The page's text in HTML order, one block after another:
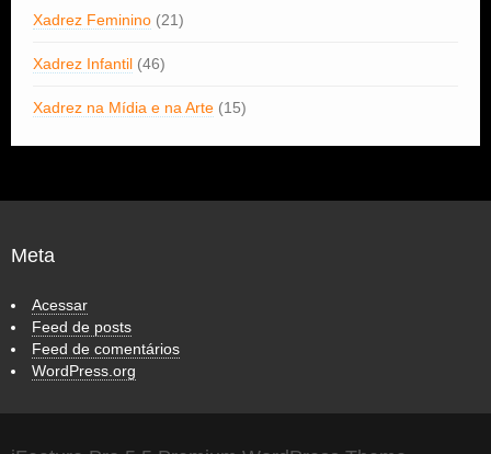
Xadrez Feminino (21)
Xadrez Infantil (46)
Xadrez na Mídia e na Arte (15)
Meta
Acessar
Feed de posts
Feed de comentários
WordPress.org